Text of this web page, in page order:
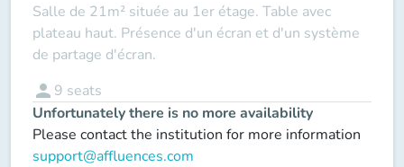
Salle de 21m² située au 1er étage. Table avec
plateau haut. Présence d'un écran et d'un système
de partage d'écran.
person 9 seats
Unfortunately there is no more availability
Please contact the institution for more information
support@affluences.com